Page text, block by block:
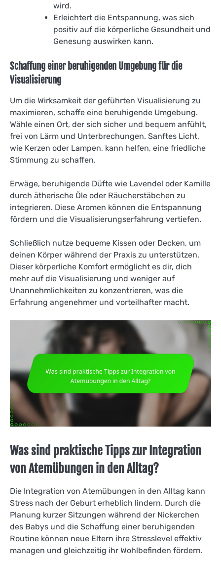
wird.
Erleichtert die Entspannung, was sich
positiv auf die körperliche Gesundheit und
Genesung auswirken kann.
Schaffung einer beruhigenden Umgebung für die
Visualisierung
Um die Wirksamkeit der geführten Visualisierung zu
maximieren, schaffe eine beruhigende Umgebung.
Wähle einen Ort, der sich sicher und bequem anfühlt,
frei von Lärm und Unterbrechungen. Sanftes Licht,
wie Kerzen oder Lampen, kann helfen, eine friedliche
Stimmung zu schaffen.
Erwäge, beruhigende Düfte wie Lavendel oder Kamille
durch ätherische Öle oder Räucherstäbchen zu
integrieren. Diese Aromen können die Entspannung
fördern und die Visualisierungserfahrung vertiefen.
Schließlich nutze bequeme Kissen oder Decken, um
deinen Körper während der Praxis zu unterstützen.
Dieser körperliche Komfort ermöglicht es dir, dich
mehr auf die Visualisierung und weniger auf
Unannehmlichkeiten zu konzentrieren, was die
Erfahrung angenehmer und vorteilhafter macht.
Was sind praktische Tipps zur Integration
von Atemübungen in den Alltag?
Die Integration von Atemübungen in den Alltag kann
Stress nach der Geburt erheblich lindern. Durch die
Planung kurzer Sitzungen während der Nickerchen
des Babys und die Schaffung einer beruhigenden
Routine können neue Eltern ihre Stresslevel effektiv
managen und gleichzeitig ihr Wohlbefinden fördern.